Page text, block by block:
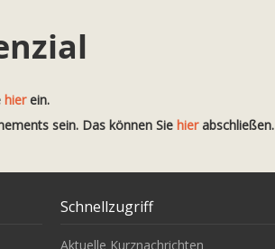
hierein.
sein. Das können Sie hierabschließen.
Schnellzugriff
Aktuelle Kurznachrichten